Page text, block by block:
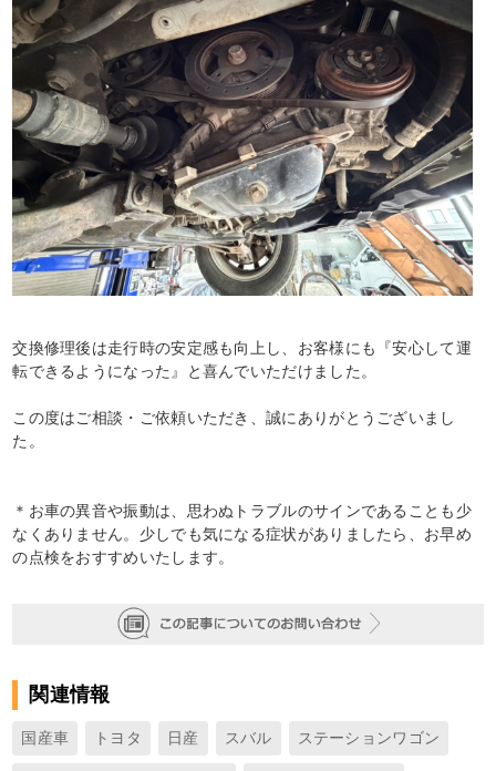
交換修理後は走行時の安定感も向上し、お客様にも『安心して運
転できるようになった』と喜んでいただけました。
この度はご相談・ご依頼いただき、誠にありがとうございまし
た。
＊お車の異音や振動は、思わぬトラブルのサインであることも少
なくありません。少しでも気になる症状がありましたら、お早め
の点検をおすすめいたします。
関連情報
国産車 トヨタ 日産 スバル ステーションワゴン